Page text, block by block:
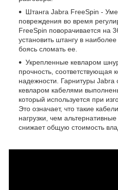
Штанга Jabra FreeSpin -
повреждения во время
FreeSpin поворачивается на
установить штангу в
боясь сломать ее.
Укрепленные кевларом
прочность, соответствующая
надежности. Гарнитуры Jabra
кевларом кабелями
который используется при
Это означает, что такие
нагрузки, чем
снижает общую стоимость